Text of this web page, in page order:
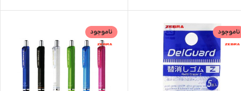
ناموجود ناموجود